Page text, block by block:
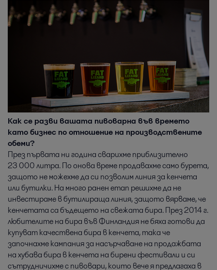
Как се разви вашата пивоварна във времето
като бизнес по отношение на производствените
обеми?
През първата ни година сварихме приблизително
23 000 литра. По онова време продавахме само бурета,
защото не можехме да си позволим линия за кенчета
или бутилки. На много ранен етап решихме да не
инвестираме в бутилираща линия, защото вярваме, че
кенчетата са бъдещето на свежата бира. През 2014 г.
любителите на бира във Финландия не бяха готови да
купуват качествена бира в кенчета, така че
започнахме кампания за насърчаване на продажбата
на хубава бира в кенчета на бирени фестивали и си
сътрудничихме с пивовари, които вече я предлагаха в